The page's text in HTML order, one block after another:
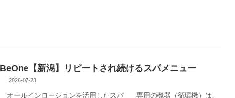
BeOne【新潟】リピートされ続けるスパメニュー
2026-07-23
オールインローションを活用したスパ 専用の機器（循環機）は、